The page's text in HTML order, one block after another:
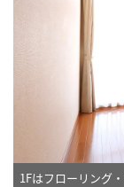
1Fはフローリング